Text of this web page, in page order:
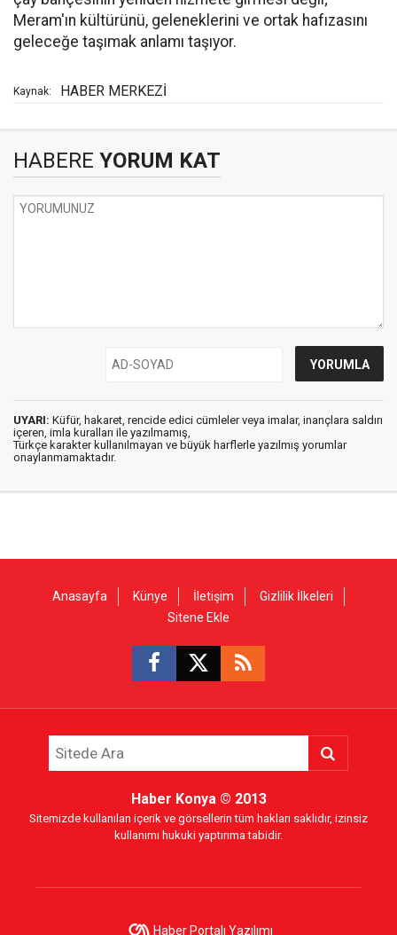
Meram'ın kültürünü, geleneklerini ve ortak hafızasını
geleceğe taşımak anlamı taşıyor.
Kaynak: HABER MERKEZİ
HABERE YORUM KAT
UYARI: Küfür, hakaret, rencide edici cümleler veya imalar, inançlara saldırı
içeren, imla kuralları ile yazılmamış,
Türkçe karakter kullanılmayan ve büyük harflerle yazılmış yorumlar
onaylanmamaktadır.
Anasayfa Künye İletişim
Gizlilik İlkeleri
Sitene Ekle
Haber Konya© 2013
Sitemizde kullanılan içerik ve görsellerin tüm hakları saklıdır, izinsiz
kullanımı hukuki yaptırıma tabidir.
Haber Portalı Yazılımı